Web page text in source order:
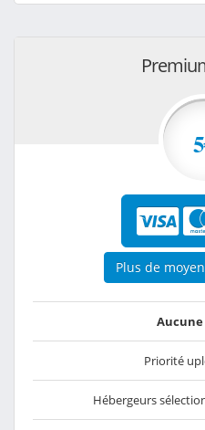
Plus de
Aucune
Priorité
Hébergeurs